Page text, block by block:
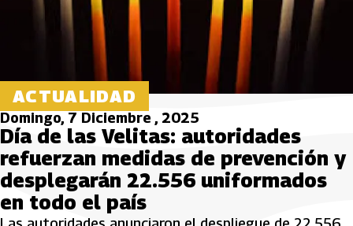
ACTUALIDAD
Domingo, 7 Diciembre , 2025
Día de las Velitas: autoridades
refuerzan medidas de prevención y
desplegarán 22.556 uniformados
en todo el país